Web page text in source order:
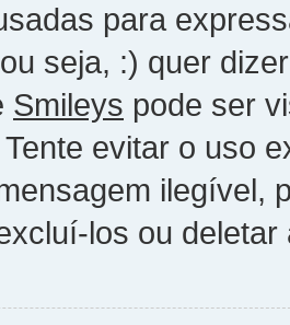
para
seja, :) quer
Smileys pode ser
evitar o uso
ilegível,
los ou